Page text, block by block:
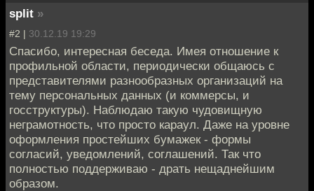
split »
#2 | 30.12.19 19:29
Спасибо, интересная беседа. Имея отношение к
профильной области, периодически общаюсь с
представителями разнообразных организаций на
тему персональных данных (и коммерсы, и
госструктуры). Наблюдаю такую чудовищную
неграмотность, что просто караул. Даже на уровне
оформления простейших бумажек - формы
согласий, уведомлений, соглашений. Так что
полностью поддерживаю - драть нещаднейшим
образом.